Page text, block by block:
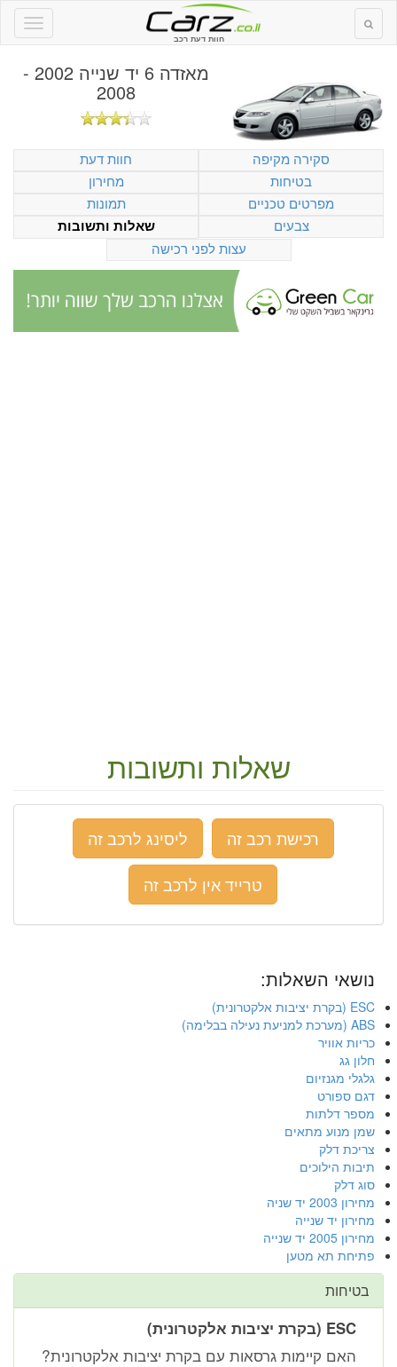
חוות דעת רכב
מאזדה 6 יד שנייה 2002 -
2008
סקירה מקיפה
חוות דעת
בטיחות
מחירון
מפרטים טכניים
תמונות
צבעים
שאלות ותשובות
עצות לפני רכישה
שאלות ותשובות
רכישת רכב זה
ליסינג לרכב זה
טרייד אין לרכב זה
נושאי השאלות:
ESC (בקרת יציבות אלקטרונית)
ABS (מערכת למניעת נעילה בבלימה)
כריות אוויר
חלון גג
גלגלי מגנזיום
דגם ספורט
מספר דלתות
שמן מנוע מתאים
צריכת דלק
תיבות הילוכים
סוג דלק
מחירון 2003 יד שניה
מחירון יד שנייה
מחירון 2005 יד שנייה
פתיחת תא מטען
בטיחות
ESC (בקרת יציבות אלקטרונית)
האם קיימות גרסאות עם בקרת יציבות אלקטרונית?